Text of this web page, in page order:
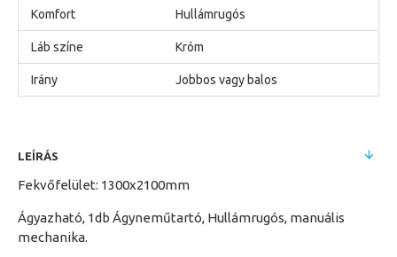
Komfort Hullámrugós
Láb színe Króm
Irány Jobbos vagy balos
LEÍRÁS
Fekvőfelület: 1300x2100mm
Ágyazható, 1db Ágyneműtartó, Hullámrugós, manuális
mechanika.